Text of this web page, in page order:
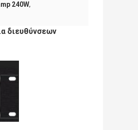
240W,
διευθύνσεων